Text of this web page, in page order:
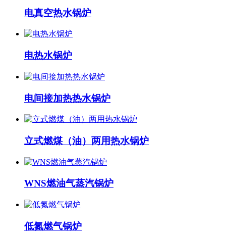
电真空热水锅炉
电热水锅炉
电间接加热热水锅炉
立式燃煤（油）两用热水锅炉
WNS燃油气蒸汽锅炉
低氮燃气锅炉